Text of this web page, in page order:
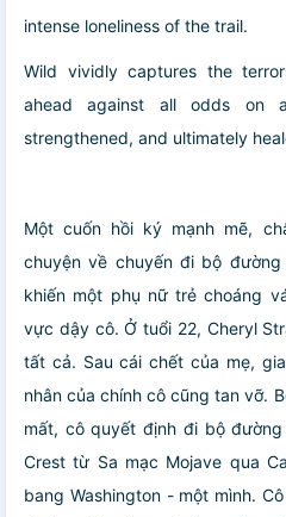
intense loneliness of the trail.
Wild vividly captures the
ahead against all odds on
strengthened, and ultimately
Một cuốn hồi ký mạnh mẽ,
chuyện về chuyến đi bộ
khiến một phụ nữ trẻ choáng
vực dậy cô. Ở tuổi 22, Cheryl
tất cả. Sau cái chết của mẹ,
nhân của chính cô cũng tan vỡ.
mất, cô quyết định đi bộ
Crest từ Sa mạc Mojave qua
bang Washington - một mình.